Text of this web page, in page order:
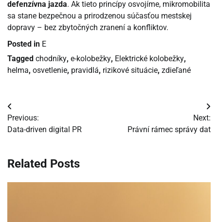
defenzívna jazda. Ak tieto princípy osvojíme, mikromobilita
sa stane bezpečnou a prirodzenou súčasťou mestskej
dopravy – bez zbytočných zranení a konfliktov.
Posted in E
Tagged chodníky, e-kolobežky, Elektrické kolobežky,
helma, osvetlenie, pravidlá, rizikové situácie, zdieľané
Navigácia
v
Previous:
Data-driven digital PR
Next:
Právní rámec správy dat
Related Posts